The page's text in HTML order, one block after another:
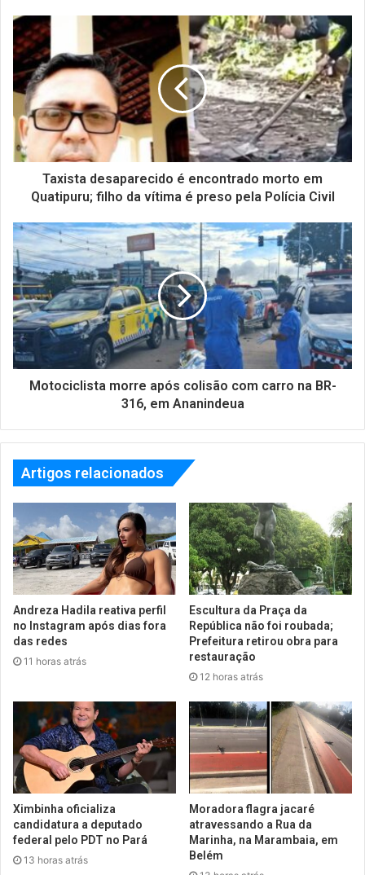
Taxista desaparecido é encontrado morto em
Quatipuru; filho da vítima é preso pela Polícia Civil
Motociclista morre após colisão com carro na BR-
316, em Ananindeua
Artigos relacionados
Andreza Hadila reativa perfil
no Instagram após dias fora
das redes
11 horas atrás
Escultura da Praça da
República não foi roubada;
Prefeitura retirou obra para
restauração
12 horas atrás
Ximbinha oficializa
candidatura a deputado
federal pelo PDT no Pará
13 horas atrás
Moradora flagra jacaré
atravessando a Rua da
Marinha, na Marambaia, em
Belém